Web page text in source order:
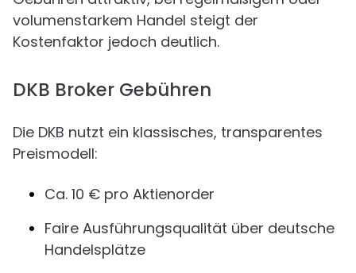
volumenstarkem Handel steigt der
Kostenfaktor jedoch deutlich.
DKB Broker Gebühren
Die DKB nutzt ein klassisches, transparentes
Preismodell:
Ca. 10 € pro Aktienorder
Faire Ausführungsqualität über deutsche
Handelsplätze